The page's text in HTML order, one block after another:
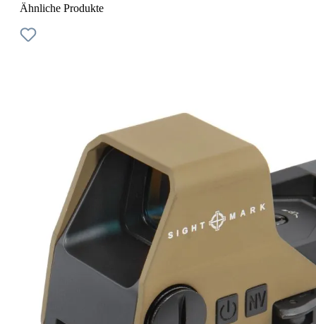
Ähnliche Produkte